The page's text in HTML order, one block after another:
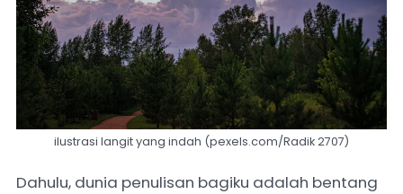
ilustrasi langit yang indah (pexels.com/Radik 2707)
Dahulu, dunia penulisan bagiku adalah bentang